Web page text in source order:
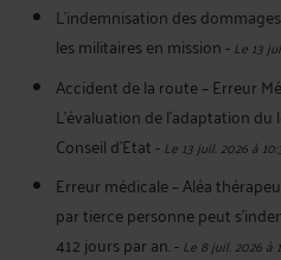
L’indemnisation des
les militaires en mission-Le 13
Accident de la route – Erreur
L’évaluation de l’adaptation
Conseil d’Etat-Le 13 juil. 2026 à
Erreur médicale – Aléa
par tierce personne peut
412 jours par an.-Le 8 juil. 2026 à